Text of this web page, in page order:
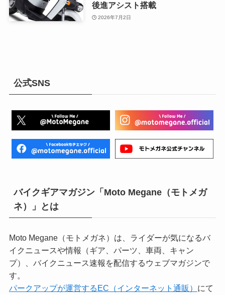
後進アシスト搭載
2026年7月2日
公式SNS
バイクギアマガジン「Moto Megane（モトメガ
ネ）」とは
Moto Megane（モトメガネ）は、ライダーが気になるバ
イクニュースや情報（ギア、パーツ、車両、キャン
プ）、バイクニュース速報を配信するウェブマガジンで
す。
パークアップが運営するEC（インターネット通販） にて